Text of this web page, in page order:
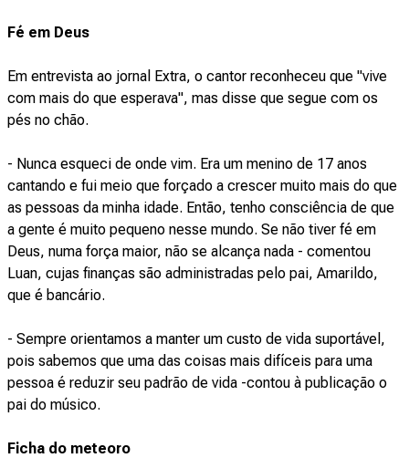
Fé em Deus
Em entrevista ao jornal Extra, o cantor reconheceu que "vive
com mais do que esperava", mas disse que segue com os
pés no chão.
- Nunca esqueci de onde vim. Era um menino de 17 anos
cantando e fui meio que forçado a crescer muito mais do que
as pessoas da minha idade. Então, tenho consciência de que
a gente é muito pequeno nesse mundo. Se não tiver fé em
Deus, numa força maior, não se alcança nada - comentou
Luan, cujas finanças são administradas pelo pai, Amarildo,
que é bancário.
- Sempre orientamos a manter um custo de vida suportável,
pois sabemos que uma das coisas mais difíceis para uma
pessoa é reduzir seu padrão de vida -contou à publicação o
pai do músico.
Ficha do meteoro